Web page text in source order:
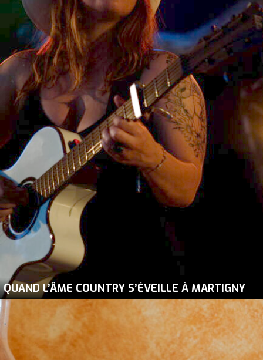
QUAND L’ÂME COUNTRY S’ÉVEILLE À MARTIGNY